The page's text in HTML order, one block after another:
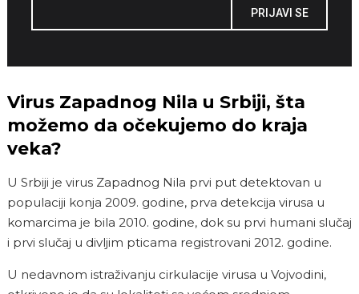
PRIJAVI SE
Virus Zapadnog Nila u Srbiji, šta
možemo da očekujemo do kraja
veka?
U Srbiji je virus Zapadnog Nila prvi put detektovan u
populaciji konja 2009. godine, prva detekcija virusa u
komarcima je bila 2010. godine, dok su prvi humani slučaj
i prvi slučaj u divljim pticama registrovani 2012. godine.
U nedavnom istraživanju cirkulacije virusa u Vojvodini,